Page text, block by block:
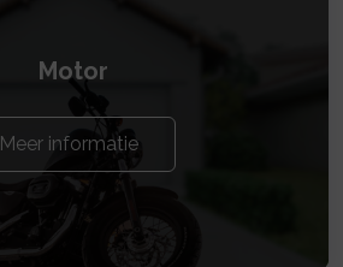
Motor
Meer informatie